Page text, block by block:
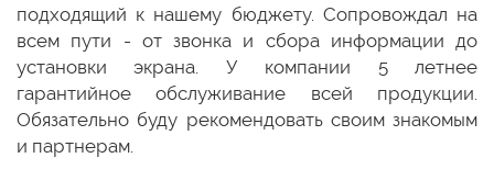
подходящий к нашему бюджету. Сопровождал на
всем пути - от звонка и сбора информации до
установки экрана. У компании 5 летнее
гарантийное обслуживание всей продукции.
Обязательно буду рекомендовать своим знакомым
и партнерам.